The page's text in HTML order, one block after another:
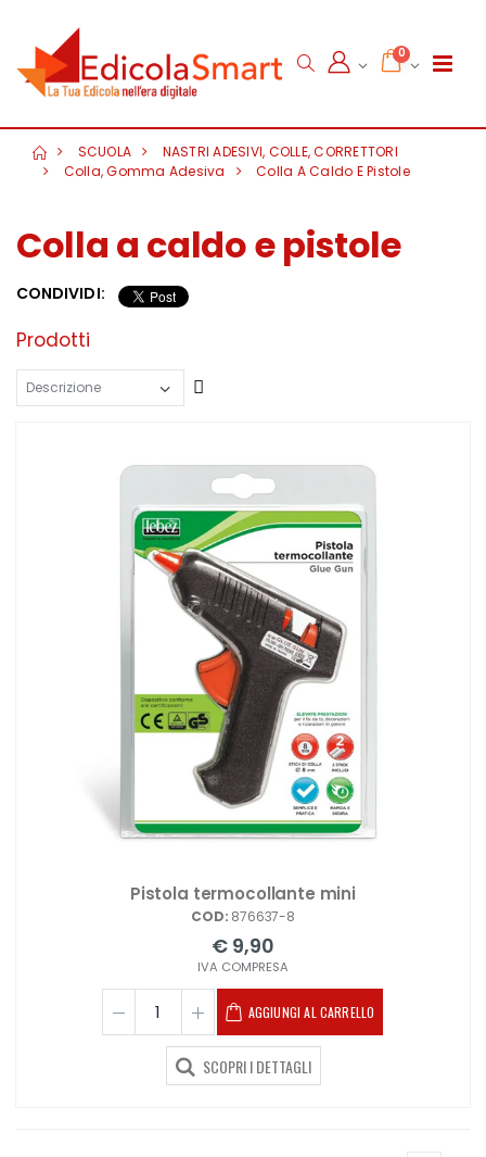
0
SCUOLA
NASTRI ADESIVI, COLLE, CORRETTORI
Colla, Gomma Adesiva
Colla A Caldo E Pistole
Colla a caldo e pistole
CONDIVIDI:
Prodotti
Pistola termocollante mini
COD: 876637-8
€ 9,90
IVA COMPRESA
AGGIUNGI AL CARRELLO
SCOPRI I DETTAGLI